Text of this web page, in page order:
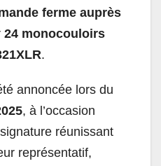
ferme auprès
24 monocouloirs
.
annoncée lors du
, à l’occasion
réunissant
représentatif,